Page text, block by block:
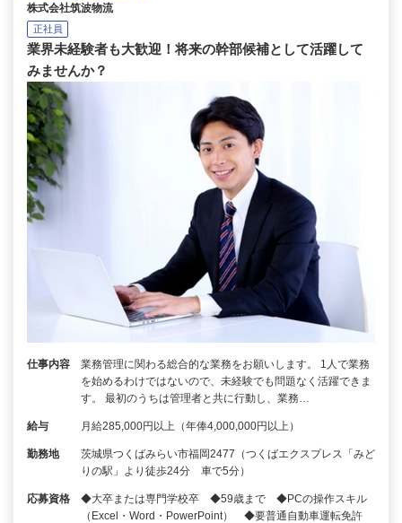
株式会社筑波物流
正社員
業界未経験者も大歓迎！将来の幹部候補として活躍して
みませんか？
仕事内容
業務管理に関わる総合的な業務をお願いします。 1人で業務
を始めるわけではないので、未経験でも問題なく活躍できま
す。 最初のうちは管理者と共に行動し、業務…
給与 月給285,000円以上（年俸4,000,000円以上）
勤務地
茨城県つくばみらい市福岡2477（つくばエクスプレス「みど
りの駅」より徒歩24分 車で5分）
応募資格
◆大卒または専門学校卒 ◆59歳まで ◆PCの操作スキル
（Excel・Word・PowerPoint） ◆要普通自動車運転免許